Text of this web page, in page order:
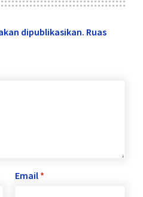
dipublikasikan. Ruas
Email *